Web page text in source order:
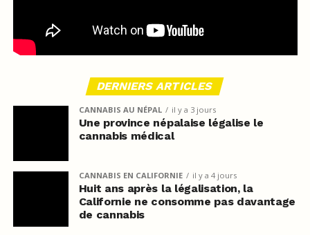
DERNIERS ARTICLES
CANNABIS AU NÉPAL il y a 3 jours
Une province népalaise légalise le
cannabis médical
CANNABIS EN CALIFORNIE il y a 4 jours
Huit ans après la légalisation, la
Californie ne consomme pas davantage
de cannabis